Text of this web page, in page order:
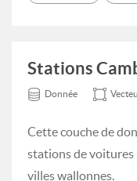
Stations
Donnée
Cette couche de
stations de voitures
villes wallonnes.